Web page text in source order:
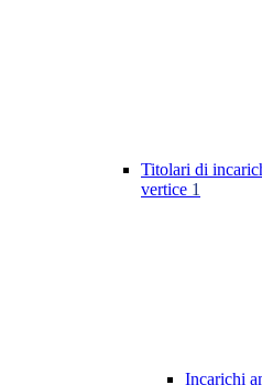
Titolari di
vertice 1
Incarichi